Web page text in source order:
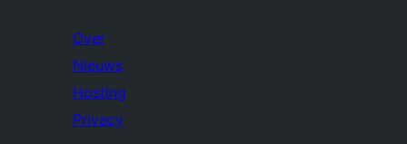
Over
Nieuws
Hosting
Privacy